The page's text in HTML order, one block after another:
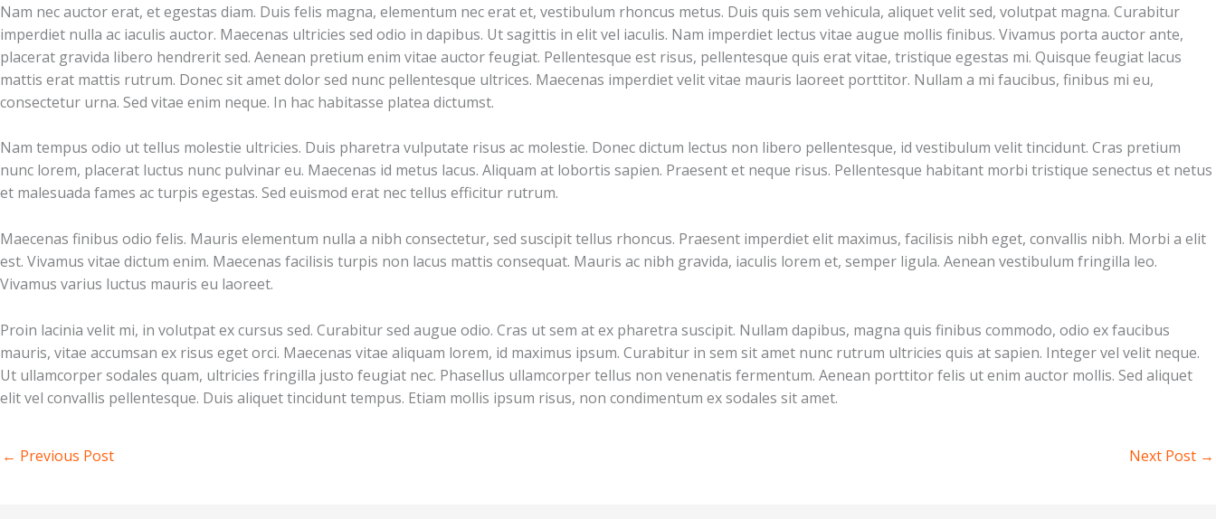
Nam nec auctor erat, et egestas diam. Duis felis magna, elementum nec erat et, vestibulum rhoncus metus. Duis quis sem vehicula, aliquet velit sed, volutpat magna. Curabitur
imperdiet nulla ac iaculis auctor. Maecenas ultricies sed odio in dapibus. Ut sagittis in elit vel iaculis. Nam imperdiet lectus vitae augue mollis finibus. Vivamus porta auctor ante,
placerat gravida libero hendrerit sed. Aenean pretium enim vitae auctor feugiat. Pellentesque est risus, pellentesque quis erat vitae, tristique egestas mi. Quisque feugiat lacus
mattis erat mattis rutrum. Donec sit amet dolor sed nunc pellentesque ultrices. Maecenas imperdiet velit vitae mauris laoreet porttitor. Nullam a mi faucibus, finibus mi eu,
consectetur urna. Sed vitae enim neque. In hac habitasse platea dictumst.
Nam tempus odio ut tellus molestie ultricies. Duis pharetra vulputate risus ac molestie. Donec dictum lectus non libero pellentesque, id vestibulum velit tincidunt. Cras pretium
nunc lorem, placerat luctus nunc pulvinar eu. Maecenas id metus lacus. Aliquam at lobortis sapien. Praesent et neque risus. Pellentesque habitant morbi tristique senectus et netus
et malesuada fames ac turpis egestas. Sed euismod erat nec tellus efficitur rutrum.
Maecenas finibus odio felis. Mauris elementum nulla a nibh consectetur, sed suscipit tellus rhoncus. Praesent imperdiet elit maximus, facilisis nibh eget, convallis nibh. Morbi a elit
est. Vivamus vitae dictum enim. Maecenas facilisis turpis non lacus mattis consequat. Mauris ac nibh gravida, iaculis lorem et, semper ligula. Aenean vestibulum fringilla leo.
Vivamus varius luctus mauris eu laoreet.
Proin lacinia velit mi, in volutpat ex cursus sed. Curabitur sed augue odio. Cras ut sem at ex pharetra suscipit. Nullam dapibus, magna quis finibus commodo, odio ex faucibus
mauris, vitae accumsan ex risus eget orci. Maecenas vitae aliquam lorem, id maximus ipsum. Curabitur in sem sit amet nunc rutrum ultricies quis at sapien. Integer vel velit neque.
Ut ullamcorper sodales quam, ultricies fringilla justo feugiat nec. Phasellus ullamcorper tellus non venenatis fermentum. Aenean porttitor felis ut enim auctor mollis. Sed aliquet
elit vel convallis pellentesque. Duis aliquet tincidunt tempus. Etiam mollis ipsum risus, non condimentum ex sodales sit amet.
← Previous Post Next Post →